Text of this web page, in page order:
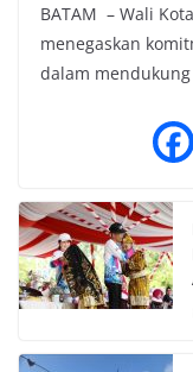
BATAM – Wali
menegaskan
dalam mendukung